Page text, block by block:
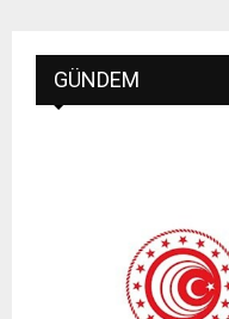
GÜNDEM